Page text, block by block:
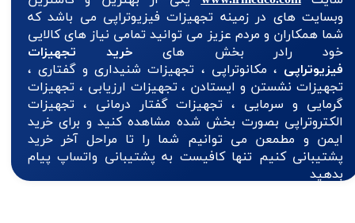
وبسایت های در زمینه تجهیزات فیزیوتراپی می باشد که
شما همکاران و مردم عزیز می توانید تمامی نیاز های کالایی
خود رادر بخش های خرید تجهیزات
فیزیوتراپی ، مکانوتراپی ، تجهیزات شنیداری و گفتاری ،
تجهیزات نشستن و ایستادن ، تجهیزات ارزیابی ، تجهیزات
گرمایی و سرمایی ، تجهیزات گفتار درمانی ، تجهیزات
الکتروتراپی بصورت بخش شده مشاهده کنید و برای خرید
ایمن و مطمعن می توانیم شما را تا مراحل آخر خرید
پشتیبانی کنیم تنها کافیست به پشتیبانی واتساپ پیام
بدهید